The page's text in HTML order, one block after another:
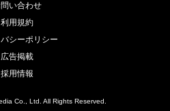
い合わせ
利用規約
シーポリシー
広告掲載
採用情報
Co., Ltd. All Rights Reserved.